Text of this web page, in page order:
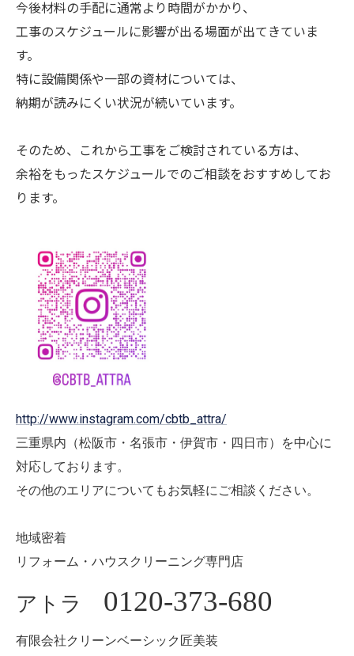
今後材料の手配に通常より時間がかかり、
工事のスケジュールに影響が出る場面が出てきていま
す。
特に設備関係や一部の資材については、
納期が読みにくい状況が続いています。
そのため、これから工事をご検討されている方は、
余裕をもったスケジュールでのご相談をおすすめしてお
ります。
http://www.instagram.com/cbtb_attra/
三重県内（松阪市・名張市・伊賀市・四日市）を中心に
対応しております。
その他のエリアについてもお気軽にご相談ください。
地域密着
リフォーム・ハウスクリーニング専門店
アトラ 0120-373-680
有限会社クリーンベーシック匠美装